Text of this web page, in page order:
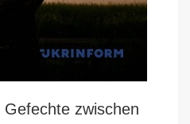
zwischen